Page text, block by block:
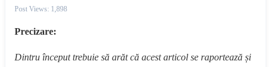
Post Views: 1,898
Precizare:
Dintru început trebuie să arăt că acest articol se raportează și